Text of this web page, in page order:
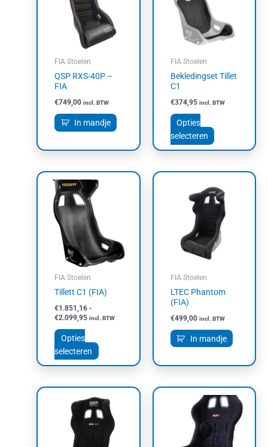
FIA Stoelen
QSP RXS-40P –
FIA
€749,00 incl. BTW
In mandje
FIA Stoelen
Bekledingset Tillet
C1
€374,95 incl. BTW
Opties
selecteren
variaties.
Deze
optie
worden
de
FIA Stoelen
Tillett C1 (FIA)
€1.851,16 -
€2.099,95
€1.851,16
tot
€2.099,95
incl. BTW
Opties
selecteren
Dit
product
variaties.
Deze
optie
worden
de
FIA Stoelen
LTEC Phantom
(FIA)
€499,00 incl. BTW
In mandje